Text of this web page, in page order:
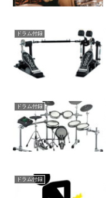
ドラム付録
ドラム付録
ドラム付録